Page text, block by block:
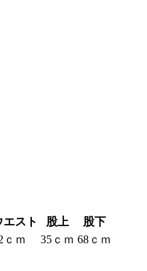
エスト 股上
股下
ｃｍ 35ｃｍ 68ｃｍ